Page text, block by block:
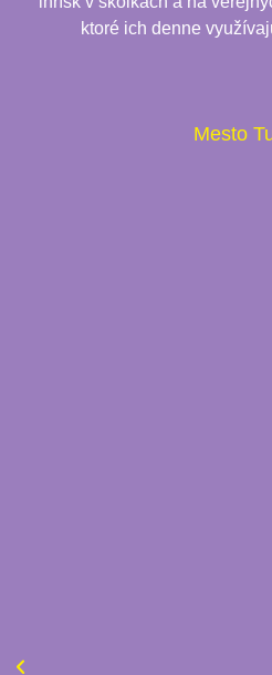
ktoré ich denne
Mesto